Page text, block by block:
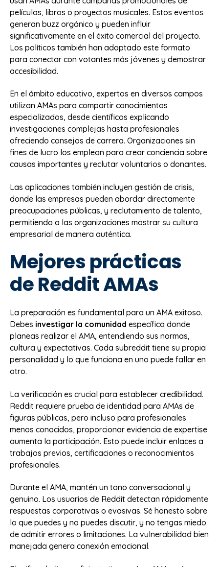
películas, libros o proyectos musicales. Estos eventos
generan buzz orgánico y pueden influir
significativamente en el éxito comercial del proyecto.
Los políticos también han adoptado este formato
para conectar con votantes más jóvenes y demostrar
accesibilidad.
En el ámbito educativo, expertos en diversos campos
utilizan AMAs para compartir conocimientos
especializados, desde científicos explicando
investigaciones complejas hasta profesionales
ofreciendo consejos de carrera. Organizaciones sin
fines de lucro los emplean para crear conciencia sobre
causas importantes y reclutar voluntarios o donantes.
Las aplicaciones también incluyen gestión de crisis,
donde las empresas pueden abordar directamente
preocupaciones públicas, y reclutamiento de talento,
permitiendo a las organizaciones mostrar su cultura
empresarial de manera auténtica.
Mejores prácticas
de Reddit AMAs
La preparación es fundamental para un AMA exitoso.
Debes investigar la comunidad específica donde
planeas realizar el AMA, entendiendo sus normas,
cultura y expectativas. Cada subreddit tiene su propia
personalidad y lo que funciona en uno puede fallar en
otro.
La verificación es crucial para establecer credibilidad.
Reddit requiere prueba de identidad para AMAs de
figuras públicas, pero incluso para profesionales
menos conocidos, proporcionar evidencia de expertise
aumenta la participación. Esto puede incluir enlaces a
trabajos previos, certificaciones o reconocimientos
profesionales.
Durante el AMA, mantén un tono conversacional y
genuino. Los usuarios de Reddit detectan rápidamente
respuestas corporativas o evasivas. Sé honesto sobre
lo que puedes y no puedes discutir, y no tengas miedo
de admitir errores o limitaciones. La vulnerabilidad bien
manejada genera conexión emocional.